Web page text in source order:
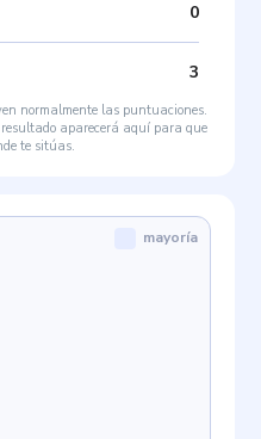
0
3
normalmente las puntuaciones.
aparecerá aquí para que
te sitúas.
mayoría